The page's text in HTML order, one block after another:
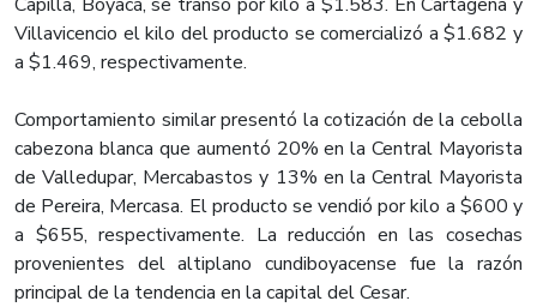
Villavicencio el kilo del producto se comercializó a $1.682 y
a $1.469, respectivamente.
Comportamiento similar presentó la cotización de la cebolla
cabezona blanca que aumentó 20% en la Central Mayorista
de Valledupar, Mercabastos y 13% en la Central Mayorista
de Pereira, Mercasa. El producto se vendió por kilo a $600 y
a $655, respectivamente. La reducción en las cosechas
provenientes del altiplano cundiboyacense fue la razón
principal de la tendencia en la capital del Cesar.